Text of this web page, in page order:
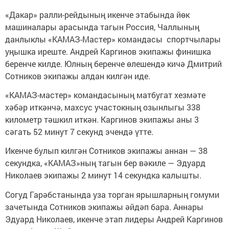
«Дакар» ралли-рейдының икенче этабында йөк
машиналары арасында тагын Россия, Чаллының
данлыклы «КАМАЗ-Мастер» командасы спортчылары
уңышка иреште. Андрей Каргинов экипажы финишка
беренче килде. Юлның беренче өлешендә кичә Дмитрий
Сотников экипажы алдан килгән иде.
«КАМАЗ-мастер» командасының матбугат хезмәте
хәбәр иткәнчә, махсус участокның озынлыгы 338
километр тәшкил иткән. Каргинов экипажы аны 3
сәгать 52 минут 7 секунд эчендә үтте.
Икенче булып килгән Сотников экипажы аннан — 38
секундка, «КАМАЗ»ның тагын бер вәкиле — Эдуард
Николаев экипажы 2 минут 14 секундка калышты.
Согуд Гарәбстанында уза торган ярышларның гомуми
зачетында Сотников экипажы әйдәп бара. Аннары
Эдуард Николаев, икенче этап лидеры Андрей Каргинов